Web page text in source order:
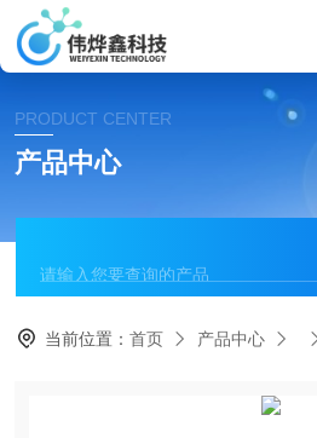
PRODUCT CENTER
产品中心
当前位置：首页 产品中心